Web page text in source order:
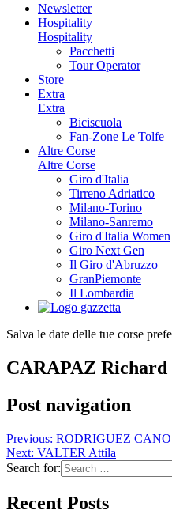
Newsletter
Hospitality
Hospitality
Pacchetti
Tour Operator
Store
Extra
Extra
Biciscuola
Fan-Zone Le Tolfe
Altre Corse
Altre Corse
Giro d'Italia
Tirreno Adriatico
Milano-Torino
Milano-Sanremo
Giro d'Italia Women
Giro Next Gen
Il Giro d'Abruzzo
GranPiemonte
Il Lombardia
Salva le date delle tue corse
CARAPAZ Richard
Post navigation
Previous: RODRIGUEZ CANO
Next: VALTER Attila
Search for:
Recent Posts